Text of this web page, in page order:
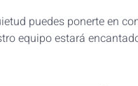
puedes ponerte en
equipo estará